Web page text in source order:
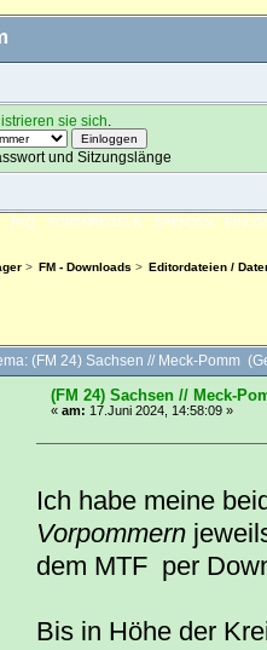
sie sich
und Sitzungslänge
FAQ FORENREGELN SPENDEN
> FM - Downloads > Editordateien /
(FM 24) Sachsen // Meck-Pomm
(FM 24) Sachsen // Meck-
«am: 17.Juni 2024, 14:58:09 »
Ich habe meine
Vorpommern
dem MTF per
Bis in Höhe der